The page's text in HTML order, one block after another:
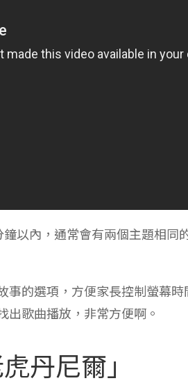
以內，通常會有兩個主題相同
的選項，方便家長控制螢幕
歌曲播放，非常方便啊。
丹尼爾」